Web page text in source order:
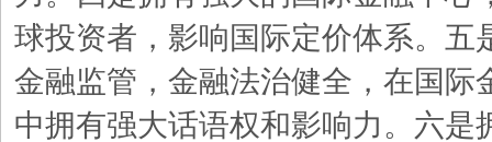
球投资者，影响国际定价体系。五
金融监管，金融法治健全，在国际
中拥有强大话语权和影响力。六是